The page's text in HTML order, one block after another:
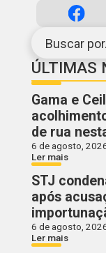
Buscar
ÚLTIMAS
Gama e
de rua
6 de agosto,
Ler mais
STJ
após
6 de agosto,
Ler mais